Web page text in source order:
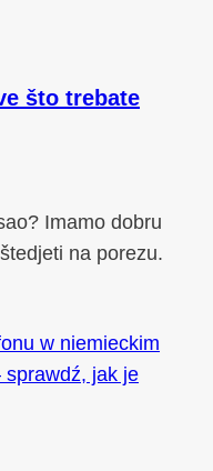
što trebate
Imamo dobru
na porezu.